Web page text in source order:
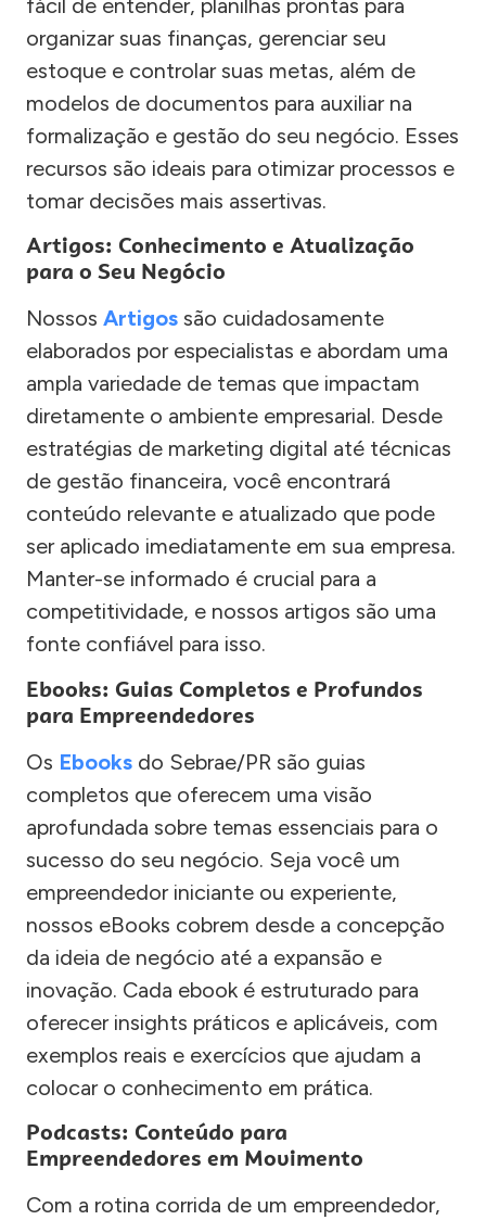
fácil de entender, planilhas prontas para
organizar suas finanças, gerenciar seu
estoque e controlar suas metas, além de
modelos de documentos para auxiliar na
formalização e gestão do seu negócio. Esses
recursos são ideais para otimizar processos e
tomar decisões mais assertivas.
Artigos: Conhecimento e Atualização
para o Seu Negócio
Nossos Artigos são cuidadosamente
elaborados por especialistas e abordam uma
ampla variedade de temas que impactam
diretamente o ambiente empresarial. Desde
estratégias de marketing digital até técnicas
de gestão financeira, você encontrará
conteúdo relevante e atualizado que pode
ser aplicado imediatamente em sua empresa.
Manter-se informado é crucial para a
competitividade, e nossos artigos são uma
fonte confiável para isso.
Ebooks: Guias Completos e Profundos
para Empreendedores
Os Ebooks do Sebrae/PR são guias
completos que oferecem uma visão
aprofundada sobre temas essenciais para o
sucesso do seu negócio. Seja você um
empreendedor iniciante ou experiente,
nossos eBooks cobrem desde a concepção
da ideia de negócio até a expansão e
inovação. Cada ebook é estruturado para
oferecer insights práticos e aplicáveis, com
exemplos reais e exercícios que ajudam a
colocar o conhecimento em prática.
Podcasts: Conteúdo para
Empreendedores em Movimento
Com a rotina corrida de um empreendedor,